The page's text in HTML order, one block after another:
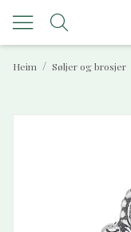
/
Heim Søljer og brosjer